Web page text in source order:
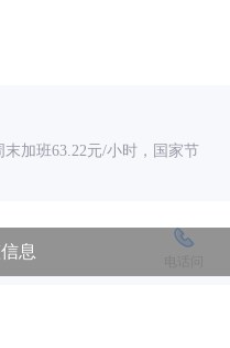
加班63.22元/小时，国家节
息